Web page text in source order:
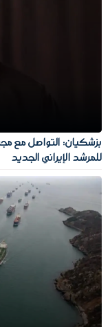
بزشكيان: التواصل مع
للمرشد الإيراني الجديد